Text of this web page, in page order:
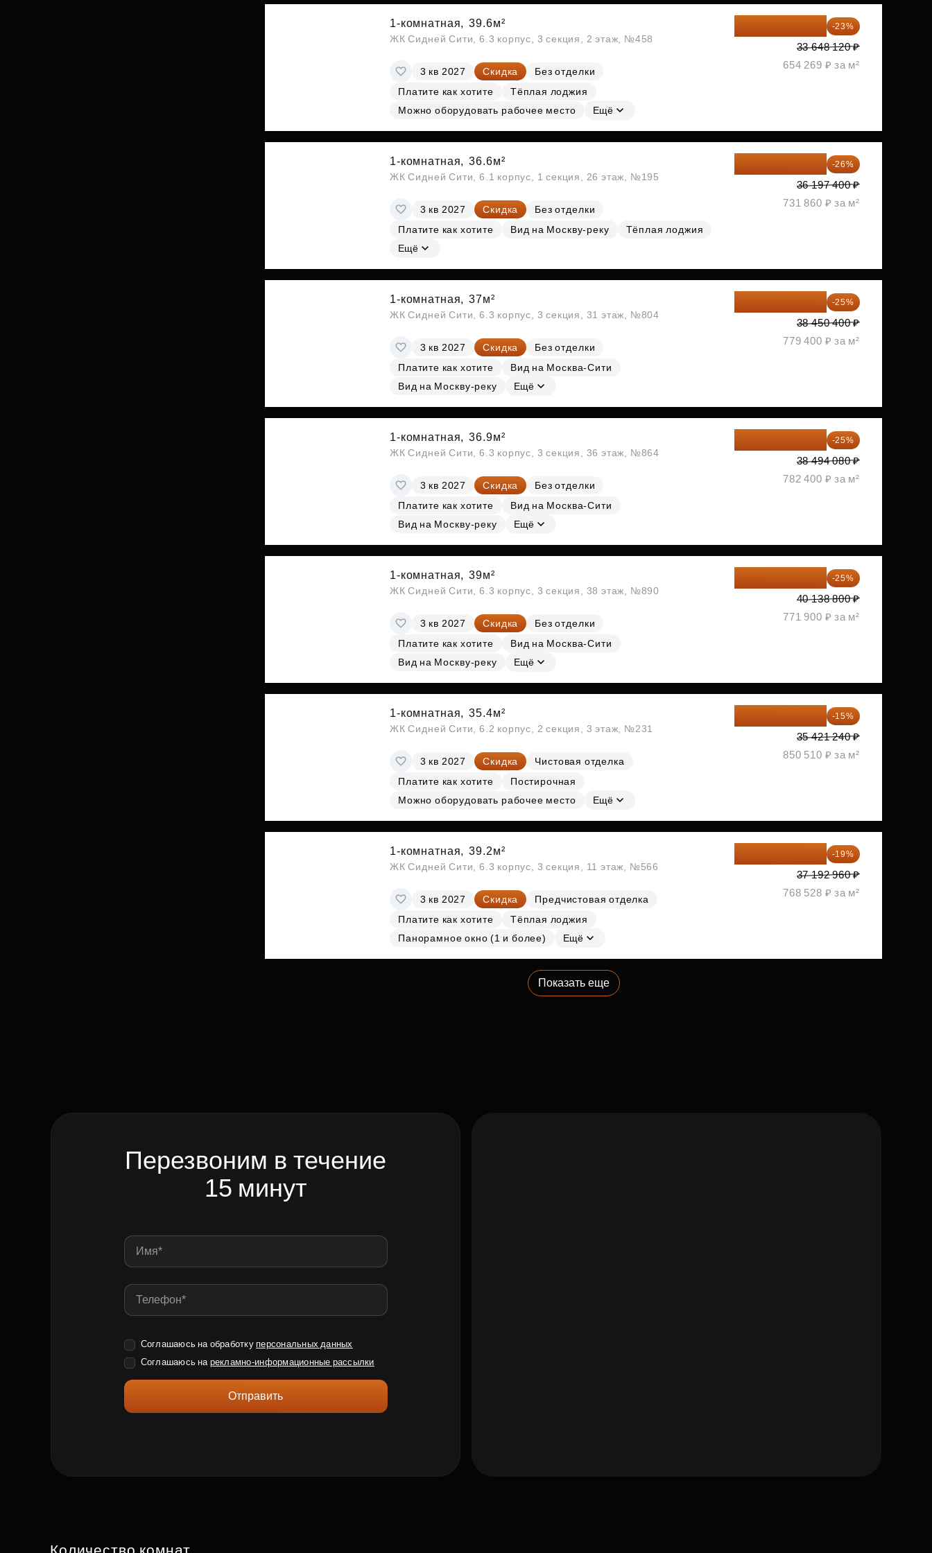
1-комнатная, 39.6м²
ЖК Сидней Сити, 6.3 корпус, 3 секция, 2 этаж, №458
3 кв 2027 Скидка
Без отделки
Платите как хотите
Тёплая лоджия
Можно оборудовать рабочее место
Ещё
-23%
33 648 120 ₽
654 269 ₽ за м²
1-комнатная, 36.6м²
ЖК Сидней Сити, 6.1 корпус, 1 секция, 26 этаж, №195
3 кв 2027 Скидка
Без отделки
Платите как хотите
Вид на Москву-реку
Тёплая лоджия
Ещё
-26%
36 197 400 ₽
731 860 ₽ за м²
1-комнатная, 37м²
ЖК Сидней Сити, 6.3 корпус, 3 секция, 31 этаж, №804
3 кв 2027 Скидка
Без отделки
Платите как хотите
Вид на Москва-Сити
Вид на Москву-реку
Ещё
-25%
38 450 400 ₽
779 400 ₽ за м²
1-комнатная, 36.9м²
ЖК Сидней Сити, 6.3 корпус, 3 секция, 36 этаж, №864
3 кв 2027 Скидка
Без отделки
Платите как хотите
Вид на Москва-Сити
Вид на Москву-реку
Ещё
-25%
38 494 080 ₽
782 400 ₽ за м²
1-комнатная, 39м²
ЖК Сидней Сити, 6.3 корпус, 3 секция, 38 этаж, №890
3 кв 2027 Скидка
Без отделки
Платите как хотите
Вид на Москва-Сити
Вид на Москву-реку
Ещё
-25%
40 138 800 ₽
771 900 ₽ за м²
1-комнатная, 35.4м²
ЖК Сидней Сити, 6.2 корпус, 2 секция, 3 этаж, №231
3 кв 2027 Скидка
Чистовая отделка
Платите как хотите
Постирочная
Можно оборудовать рабочее место
Ещё
-15%
35 421 240 ₽
850 510 ₽ за м²
1-комнатная, 39.2м²
ЖК Сидней Сити, 6.3 корпус, 3 секция, 11 этаж, №566
3 кв 2027 Скидка
Предчистовая отделка
Платите как хотите
Тёплая лоджия
Панорамное окно (1 и более)
Ещё
-19%
37 192 960 ₽
768 528 ₽ за м²
Показать еще
Перезвоним в течение
15 минут
Соглашаюсь на обработку персональных данных
Соглашаюсь на рекламно-информационные рассылки
Отправить